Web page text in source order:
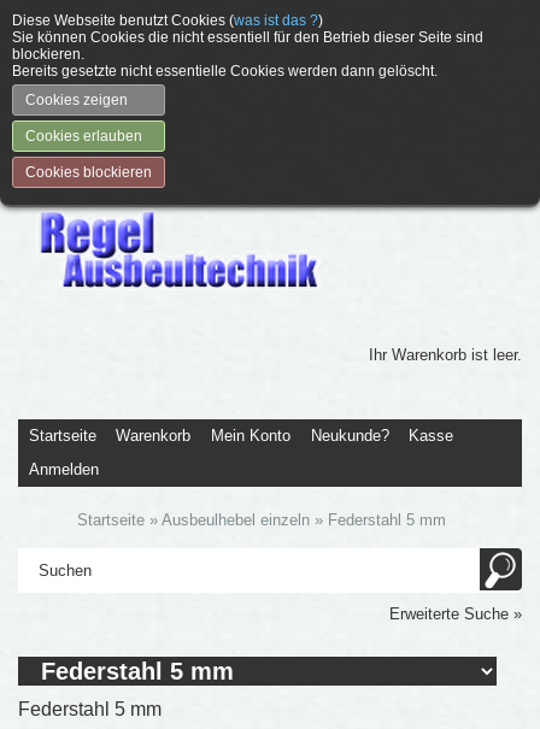
Diese Webseite benutzt Cookies (was ist das ?)
Sie können Cookies die nicht essentiell für den Betrieb dieser Seite sind
blockieren.
Bereits gesetzte nicht essentielle Cookies werden dann gelöscht.
Cookies zeigen
Cookies erlauben
Cookies blockieren
Ihr Warenkorb ist leer.
Startseite Warenkorb Mein Konto Neukunde?
Kasse
Anmelden
Startseite »Ausbeulhebel einzeln » Federstahl 5 mm
Erweiterte Suche »
Federstahl 5 mm